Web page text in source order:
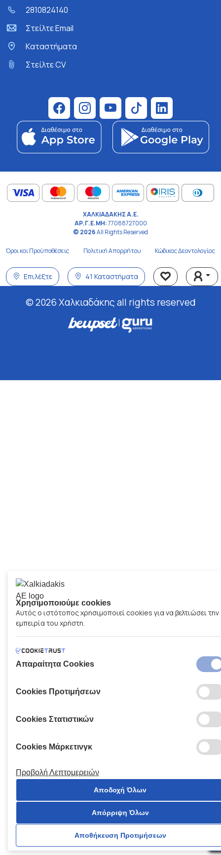
2810824140
Στείλτε Email
Kαταστήματα
Στείλτε CV
ΧΑΛΚΙΑΔΑΚΗΣ Α.Ε.
ΑΡ.Γ.Ε.ΜΗ:77088727000
© 2026All Rights Reserved
Όροι και Προϋποθέσεις Πολιτική Απορρήτου Κώδικας Δεοντολογίας
Επιλέξτε 41 Καταστήματα
© 2026 Χαλκιαδάκης all rights reserved
Χρησιμοποιούμε cookies
Αυτός ο ιστότοπος χρησιμοποιεί cookies για να βελτιώσει την
εμπειρία του χρήστη.
Απαραίτητα Cookies
Cookies Προτιμήσεων
Cookies Στατιστικών
Cookies Μάρκετινγκ
Προβολή Λεπτομερειών
Αποδοχή Όλων
Απόρριψη Όλων
Αποθήκευση Προτιμήσεων